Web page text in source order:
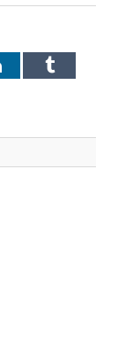
LinkedInTumblr